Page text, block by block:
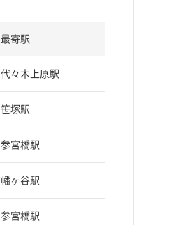
最寄駅
代々木上原駅
笹塚駅
参宮橋駅
幡ヶ谷駅
参宮橋駅